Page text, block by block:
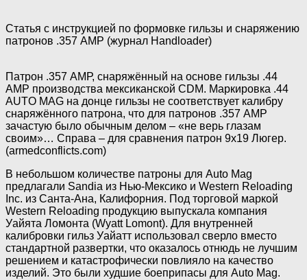
Статья с инструкцией по формовке гильзы и снаряжению
патронов .357 АМР (журнал Handloader)
Патрон .357 АМР, снаряжённый на основе гильзы .44
АМР производства мексиканской CDM. Маркировка .44
AUTO MAG на донце гильзы не соответствует калибру
снаряжённого патрона, что для патронов .357 АМР
зачастую было обычным делом – «не верь глазам
своим»… Справа – для сравнения патрон 9х19 Люгер.
(armedconflicts.com)
В небольшом количестве патроны для Auto Mag
предлагали Sandia из Нью-Мексико и Western Reloading
Inc. из Санта-Ана, Калифорния. Под торговой маркой
Western Reloading продукцию выпускала компания
Уайята Ломонта (Wyatt Lomont). Для внутренней
калибровки гильз Уайатт использовал сверло вместо
стандартной развертки, что оказалось отнюдь не лучшим
решением и катастрофически повлияло на качество
изделий. Это были худшие боеприпасы для Auto Mag.